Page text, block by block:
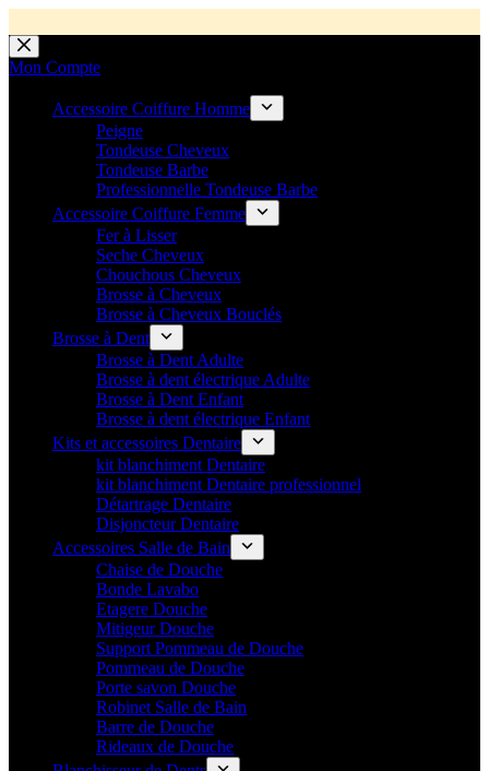
Passer
au
Mon Compte
Accessoire Coiffure Homme
Peigne
Tondeuse Cheveux
Tondeuse Barbe
Professionnelle Tondeuse Barbe
Accessoire Coiffure Femme
Fer à Lisser
Seche Cheveux
Chouchous Cheveux
Brosse à Cheveux
Brosse à Cheveux Bouclés
Brosse à Dent
Brosse à Dent Adulte
Brosse à dent électrique Adulte
Brosse à Dent Enfant
Brosse à dent électrique Enfant
Kits et accessoires Dentaire
kit blanchiment Dentaire
kit blanchiment Dentaire professionnel
Détartrage Dentaire
Disjoncteur Dentaire
Accessoires Salle de Bain
Chaise de Douche
Bonde Lavabo
Etagere Douche
Mitigeur Douche
Support Pommeau de Douche
Pommeau de Douche
Porte savon Douche
Robinet Salle de Bain
Barre de Douche
Rideaux de Douche